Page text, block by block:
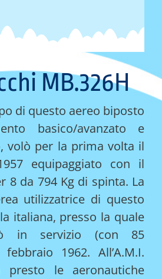
MB.326H
di questo aereo biposto
basico/avanzato e
volò per la prima volta il
equipaggiato con il
8 da 794 Kg di spinta. La
utilizzatrice di questo
italiana, presso la quale
in servizio (con 85
1962. All’A.M.I.
presto le aeronautiche